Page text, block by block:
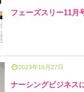
フェーズスリー11月
2023年10月27日
ナーシングビジネス